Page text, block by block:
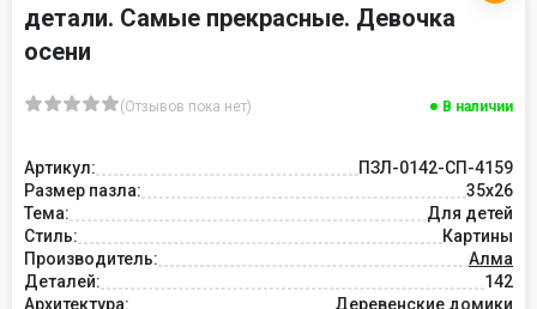
детали. Самые прекрасные. Девочка
осени
(Отзывов пока нет) В наличии
Артикул:
ПЗЛ-0142-СП-4159
Размер пазла:
35х26
Тема:
Для детей
Стиль:
Картины
Производитель:
Алма
Деталей:
142
Архитектура:
Деревенские домики